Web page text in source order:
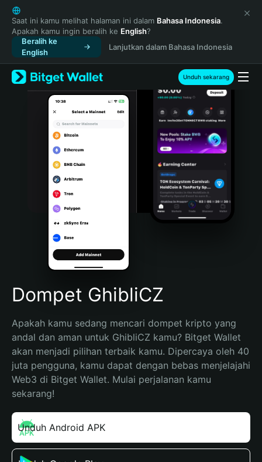
English
日本語
Tiếng Việt
Русский
Español (Latinoamérica)
Türkçe
Italiano
Português (Portugal)
Bahasa Indonesia
Português (Brasil)
Español (Argentina)
Saat ini kamu melihat halaman ini dalam Bahasa Indonesia.
Apakah kamu ingin beralih ke English?
Beralih ke
English
Lanjutkan dalam Bahasa Indonesia
Unduh sekarang
Dompet GhibliCZ
Apakah kamu sedang mencari dompet kripto yang
andal dan aman untuk GhibliCZ kamu? Bitget Wallet
akan menjadi pilihan terbaik kamu. Dipercaya oleh 40
juta pengguna, kamu dapat dengan bebas menjelajahi
Web3 di Bitget Wallet. Mulai perjalanan kamu
sekarang!
Unduh Android APK